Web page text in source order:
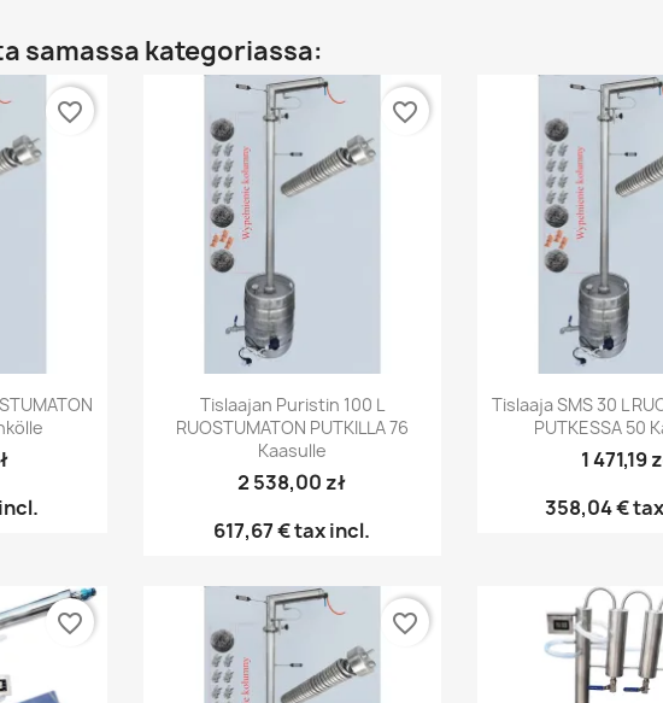
samassa kategoriassa:
favorite_border
Pikakatselu
Tislaajan Puristin 100 L
RUOSTUMATON PUTKILLA 76
Kaasulle
2 538,00 zł
617,67 €tax incl.
favorite_border

Tislaaja SMS 30 L
PUTKESSA 50
1 471,19
358,04 €
favorite_border favorite_border